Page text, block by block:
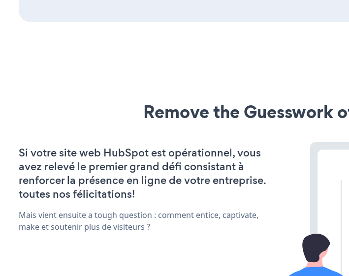
Remove the Guesswork
Si votre site web HubSpot est opérationnel, vous
avez relevé le premier grand défi consistant à
renforcer la présence en ligne de votre entreprise.
toutes nos félicitations!
Mais vient ensuite a tough question : comment entice, captivate,
make et soutenir plus de visiteurs ?